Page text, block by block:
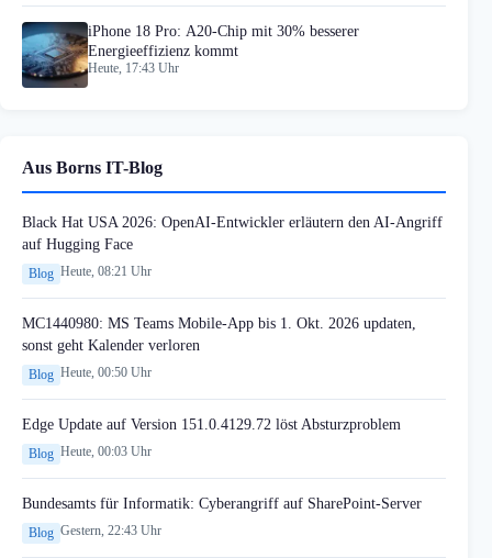
iPhone 18 Pro: A20-Chip mit 30% besserer
Energieeffizienz kommt
Heute, 17:43 Uhr
Aus Borns IT-Blog
Black Hat USA 2026: OpenAI-Entwickler erläutern den AI-Angriff
auf Hugging Face
Blog Heute, 08:21 Uhr
MC1440980: MS Teams Mobile-App bis 1. Okt. 2026 updaten,
sonst geht Kalender verloren
Blog Heute, 00:50 Uhr
Edge Update auf Version 151.0.4129.72 löst Absturzproblem
Blog Heute, 00:03 Uhr
Bundesamts für Informatik: Cyberangriff auf SharePoint-Server
Blog Gestern, 22:43 Uhr